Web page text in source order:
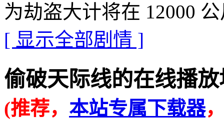
为劫盗大计将在 12000
[ 显示全部剧情 ]
偷破天际线的在线播放
(推荐， 本站专属下载器